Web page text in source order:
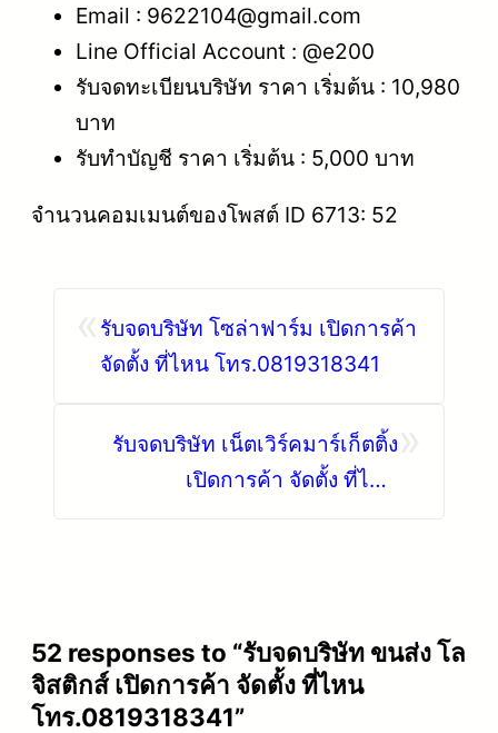
Email : 9622104@gmail.com
Line Official Account : @e200
รับจดทะเบียนบริษัท ราคา เริ่มต้น : 10,980
บาท
รับทำบัญชี ราคา เริ่มต้น : 5,000 บาท
จำนวนคอมเมนต์ของโพสต์ ID 6713: 52
รับจดบริษัท โซล่าฟาร์ม เปิดการค้า
จัดตั้ง ที่ไหน โทร.0819318341
รับจดบริษัท เน็ตเวิร์คมาร์เก็ตติ้ง
เปิดการค้า จัดตั้ง ที่ไหน
52 responses to “รับจดบริษัท ขนส่ง โล
จิสติกส์ เปิดการค้า จัดตั้ง ที่ไหน
โทร.0819318341”